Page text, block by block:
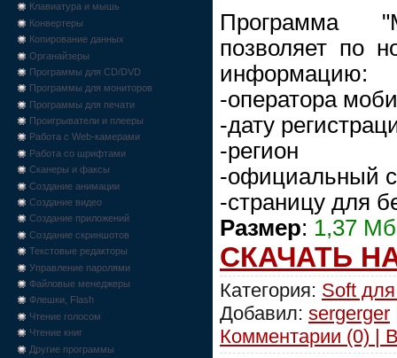
Клавиатура и мышь
Конвертеры
Копирование данных
Органайзеры
Программы для CD/DVD
Программы для мониторов
Программы для печати
Проигрыватели и плееры
Работа с Web-камерами
Работа со шрифтами
Сканеры и факсы
Создание анимации
Создание видео
Создание приложений
Создание скриншотов
Текстовые редакторы
Управление паролями
Файловые менеджеры
Флешки, Flash
Чтение голосом
Чтение книг
Другие программы
Программа
позволяет по
информацию:
-оператора
-дату
-регион
-официальный
-страницу для
Размер: 1,37 Мб
СКАЧАТЬ
Категория: Soft
Добавил: sergerger
Комментарии (0) |